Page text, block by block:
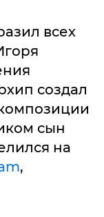
всех
создал
сын
на
,